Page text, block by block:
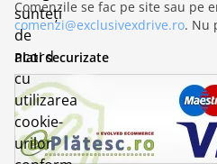
Comenzile se fac pe site sau pe
comenzi@exclusivexdrive.ro. Nu
Plati securizate
sunteți
de
acord
cu
utilizarea
cookie-
urilor